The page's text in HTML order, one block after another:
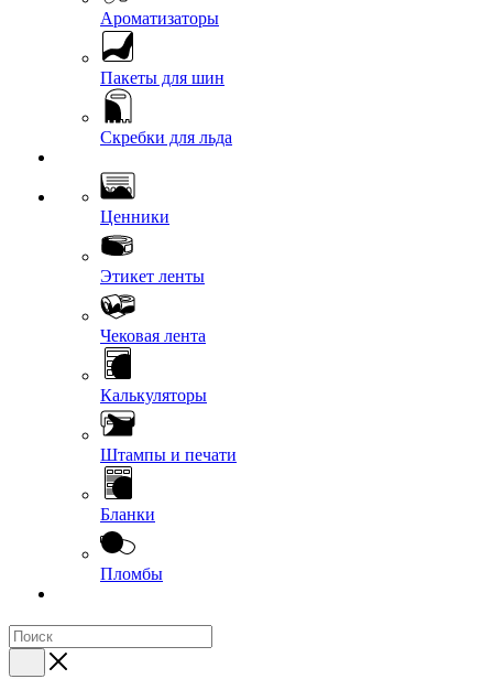
Ароматизаторы
Пакеты для шин
Скребки для льда
Ценники
Этикет ленты
Чековая лента
Калькуляторы
Штампы и печати
Бланки
Пломбы